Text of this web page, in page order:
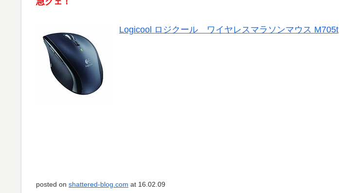
Logicool ロジクール ワイヤレスマラソンマウス M705t
posted on shattered-blog.com at 16.02.09